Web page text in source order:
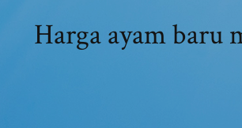
Harga ayam baru